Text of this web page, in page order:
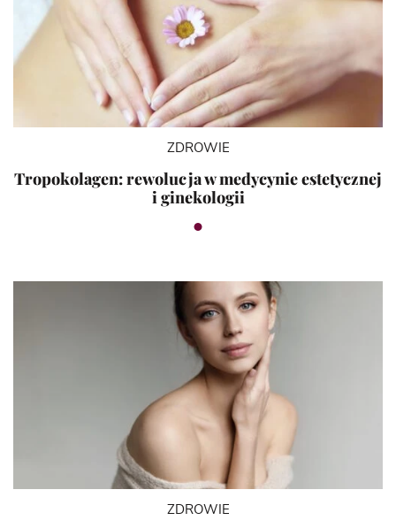
ZDROWIE
Tropokolagen: rewolucja w medycynie estetycznej
i ginekologii
ZDROWIE